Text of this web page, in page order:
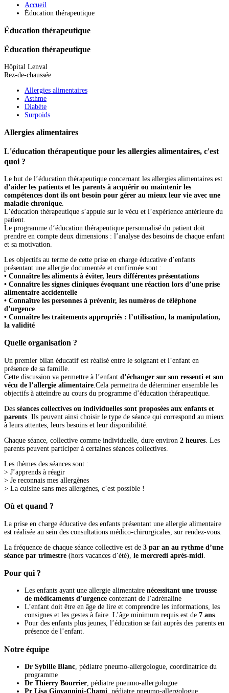
Accueil
Éducation thérapeutique
Éducation thérapeutique
Éducation thérapeutique
Hôpital Lenval
Rez-de-chaussée
Allergies alimentaires
Asthme
Diabète
Surpoids
Allergies alimentaires
L'éducation thérapeutique pour les allergies alimentaires, c'est
quoi ?
Le but de l’éducation thérapeutique concernant les allergies alimentaires est
d’aider les patients et les parents à acquérir ou maintenir les
compétences dont ils ont besoin pour gérer au mieux leur vie avec une
maladie chronique.
L’éducation thérapeutique s’appuie sur le vécu et l’expérience antérieure du
patient.
Le programme d‘éducation thérapeutique personnalisé du patient doit
prendre en compte deux dimensions : l’analyse des besoins de chaque enfant
et sa motivation.
Les objectifs au terme de cette prise en charge éducative d’enfants
présentant une allergie documentée et confirmée sont :
• Connaître les aliments à éviter, leurs différentes présentations
• Connaître les signes cliniques évoquant une réaction lors d’une prise
alimentaire accidentelle
• Connaître les personnes à prévenir, les numéros de téléphone
d’urgence
• Connaître les traitements appropriés : l’utilisation, la manipulation,
la validité
Quelle organisation ?
Un premier bilan éducatif est réalisé entre le soignant et l’enfant en
présence de sa famille.
Cette discussion va permettre à l’enfant d’échanger sur son ressenti et son
vécu de l’allergie alimentaire .Cela permettra de déterminer ensemble les
objectifs à atteindre au cours du programme d’éducation thérapeutique.
Des séances collectives ou individuelles sont proposées aux enfants et
parents . Ils peuvent ainsi choisir le type de séance qui correspond au mieux
à leurs attentes, leurs besoins et leur disponibilité.
Chaque séance, collective comme individuelle, dure environ 2 heures . Les
parents peuvent participer à certaines séances collectives.
Les thèmes des séances sont :
> J’apprends à réagir
> Je reconnais mes allergènes
> La cuisine sans mes allergènes, c’est possible !
Où et quand ?
La prise en charge éducative des enfants présentant une allergie alimentaire
est réalisée au sein des consultations médico-chirurgicales, sur rendez-vous.
La fréquence de chaque séance collective est de 3 par an au rythme d’une
séance par trimestre (hors vacances d’été), le mercredi après-midi
Pour qui ?
Les enfants ayant une allergie alimentaire nécessitant une trousse
de médicaments d’urgence contenant de l’adrénaline
L’enfant doit être en âge de lire et comprendre les informations, les
consignes et les gestes à faire. L’âge minimum requis est de 7 ans.
Pour des enfants plus jeunes, l’éducation se fait auprès des parents en
présence de l’enfant.
Notre équipe
Dr Sybille Blanc, pédiatre pneumo-allergologue, coordinatrice du
programme
Dr Thierry Bourrier, pédiatre pneumo-allergologue
Pr Lisa Giovannini-Chami , pédiatre pneumo-allergologue